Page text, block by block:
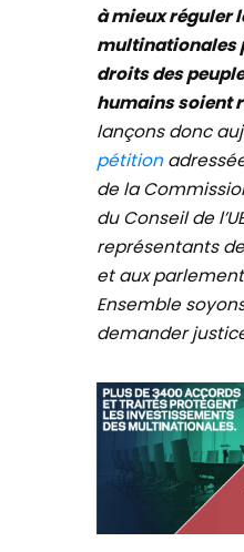
à mieux réguler
multinationales
droits des
humains soient
lançons donc
pétition
de la
du Conseil de
représentants
et aux
Ensemble
demander